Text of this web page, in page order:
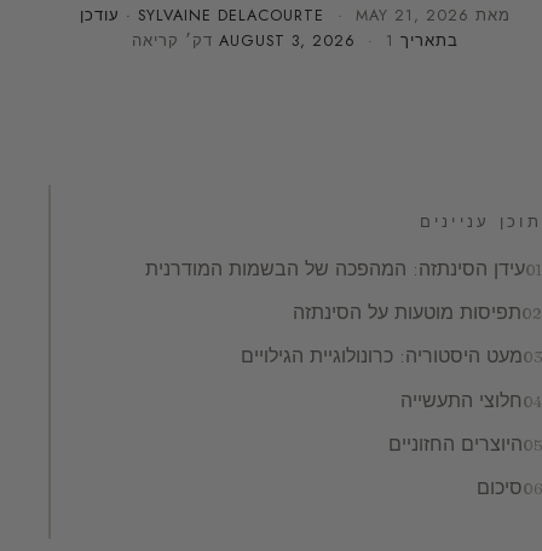
מאת SYLVAINE DELACOURTE · MAY 21, 2026
· עודכן
בתאריך
AUGUST 3, 2026 · 1 דק׳ קריאה
תוכן עניינים
עידן הסינתזה: המהפכה של הבשמות המודרנית
תפיסות מוטעות על הסינתזה
מעט היסטוריה: כרונולוגיית הגילויים
חלוצי התעשייה
היוצרים החזוניים
סיכום